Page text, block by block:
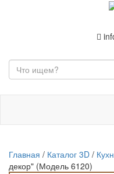
Главная / Каталог 3D /
декор" (Модель 6120)